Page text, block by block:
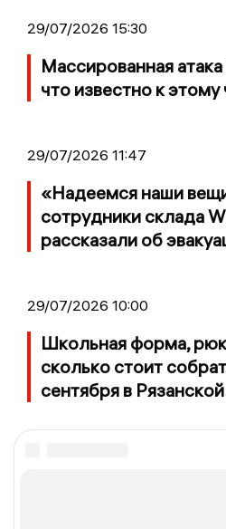
29/07/2026 15:30
Массированная
что известно к этому
29/07/2026 11:47
«Надеемся наши
сотрудники склада
рассказали об
29/07/2026 10:00
Школьная форма,
сколько стоит
сентября в